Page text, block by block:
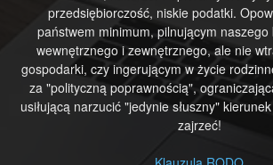
przedsiębiorczość, niskie podatki.
państwem minimum, pilnującym naszego
wewnętrznego i zewnętrznego, ale nie
gospodarki, czy ingerującym w życie
za "polityczną poprawnością",
usiłującą narzucić "jedynie słuszny"
zajrzeć!